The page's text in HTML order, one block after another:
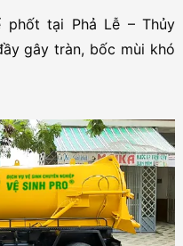
tại Phả Lễ – Thủy
gây tràn, bốc mùi khó